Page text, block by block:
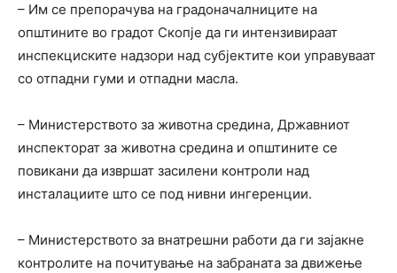
– Им се препорачува на градоначалниците на
општините во градот Скопје да ги интензивираат
инспекциските надзори над субјектите кои управуваат
со отпадни гуми и отпадни масла.
– Министерството за животна средина, Државниот
инспекторат за животна средина и општините се
повикани да извршат засилени контроли над
инсталациите што се под нивни ингеренции.
– Министерството за внатрешни работи да ги зајакне
контролите на почитување на забраната за движење